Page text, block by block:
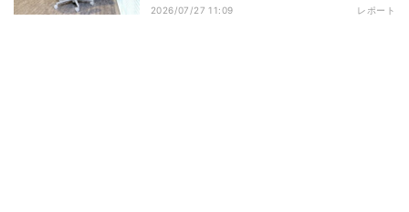
2026/07/27 11:09 レポート